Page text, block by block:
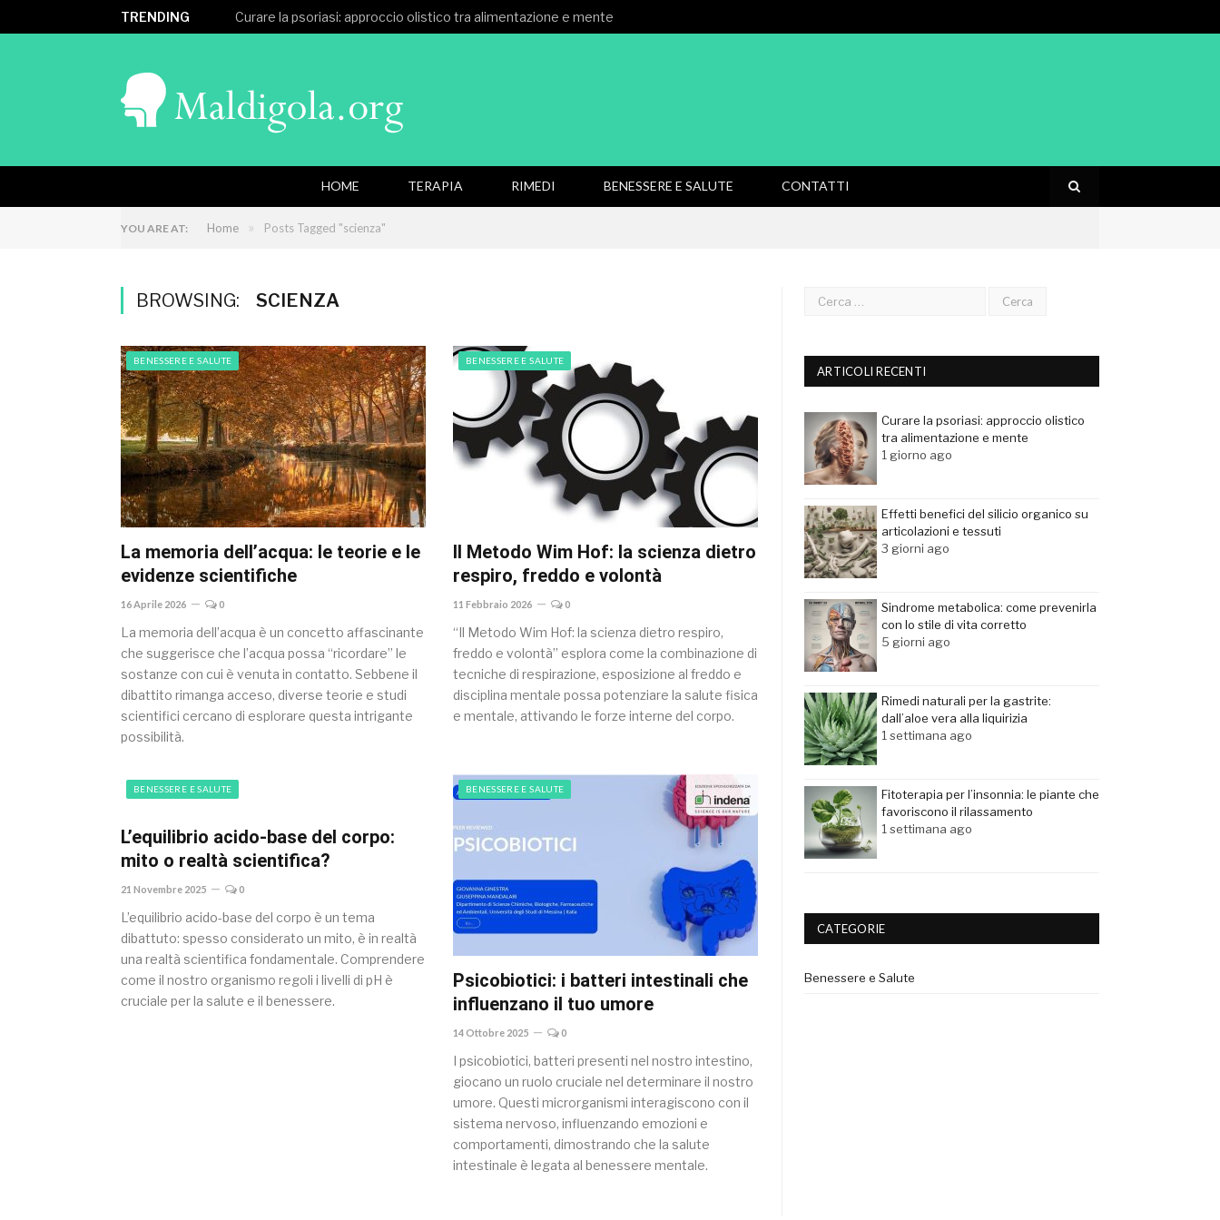
TRENDING Curare la psoriasi: approccio olistico tra alimentazione e mente
HOME TERAPIA RIMEDI BENESSERE E SALUTE CONTATTI
YOU ARE AT: Home » Posts Tagged "scienza"
BROWSING: SCIENZA
BENESSERE E SALUTE
La memoria dell’acqua: le teorie e le
evidenze scientifiche
16 Aprile 2026 0
La memoria dell’acqua è un concetto affascinante
che suggerisce che l’acqua possa “ricordare” le
sostanze con cui è venuta in contatto. Sebbene il
dibattito rimanga acceso, diverse teorie e studi
scientifici cercano di esplorare questa intrigante
possibilità.
BENESSERE E SALUTE
Il Metodo Wim Hof: la scienza dietro
respiro, freddo e volontà
11 Febbraio 2026 0
“Il Metodo Wim Hof: la scienza dietro respiro,
freddo e volontà” esplora come la combinazione di
tecniche di respirazione, esposizione al freddo e
disciplina mentale possa potenziare la salute fisica
e mentale, attivando le forze interne del corpo.
BENESSERE E SALUTE
L’equilibrio acido-base del corpo:
mito o realtà scientifica?
21 Novembre 2025 0
L’equilibrio acido-base del corpo è un tema
dibattuto: spesso considerato un mito, è in realtà
una realtà scientifica fondamentale. Comprendere
come il nostro organismo regoli i livelli di pH è
cruciale per la salute e il benessere.
BENESSERE E SALUTE
Psicobiotici: i batteri intestinali che
influenzano il tuo umore
14 Ottobre 2025 0
I psicobiotici, batteri presenti nel nostro intestino,
giocano un ruolo cruciale nel determinare il nostro
umore. Questi microrganismi interagiscono con il
sistema nervoso, influenzando emozioni e
comportamenti, dimostrando che la salute
intestinale è legata al benessere mentale.
ARTICOLI RECENTI
Curare la psoriasi: approccio olistico
tra alimentazione e mente
1 giorno ago
Effetti benefici del silicio organico su
articolazioni e tessuti
3 giorni ago
Sindrome metabolica: come prevenirla
con lo stile di vita corretto
5 giorni ago
Rimedi naturali per la gastrite:
dall’aloe vera alla liquirizia
1 settimana ago
Fitoterapia per l’insonnia: le piante che
favoriscono il rilassamento
1 settimana ago
CATEGORIE
Benessere e Salute